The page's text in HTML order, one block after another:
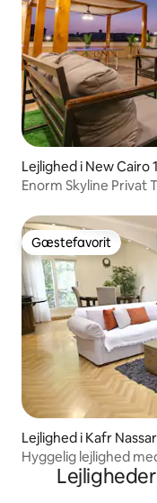
Lejlighed i New Cairo 1
Enorm Skyline Privat
Gæstefavorit
Gæstefavorit
Lejlighed i Kafr Nassar
Hyggelig lejlighed
og pyramiderne i Giza